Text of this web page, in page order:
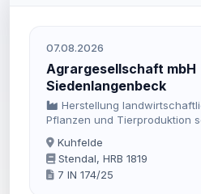
07.08.2026
Agrargesellschaft mbH
Siedenlangenbeck
Herstellung
Pflanzen und Tierproduktion
landwirtschaftlicher
Kuhfelde
Stendal, HRB 1819
7 IN 174/25